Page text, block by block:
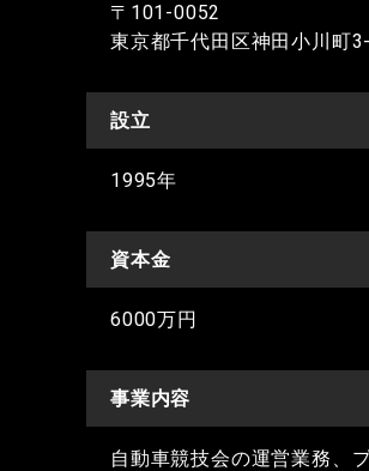
〒101-0052
東京都千代田区神田小川町
設立
1995年
資本金
6000万円
事業内容
自動車競技会の運営業務、